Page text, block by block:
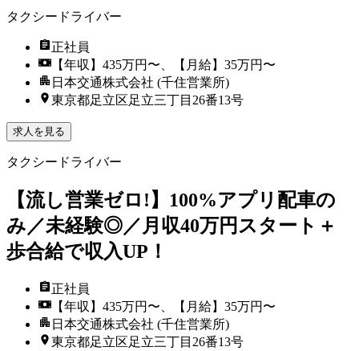
タクシードライバー
正社員
【年収】435万円〜、【月給】35万円〜
日本交通株式会社 (千住営業所)
東京都足立区足立三丁目26番13号
求人を見る
タクシードライバー
【流し営業ゼロ!】100%アプリ配車の
み／未経験◎／月収40万円スタート＋
歩合給で収入UP！
正社員
【年収】435万円〜、【月給】35万円〜
日本交通株式会社 (千住営業所)
東京都足立区足立三丁目26番13号